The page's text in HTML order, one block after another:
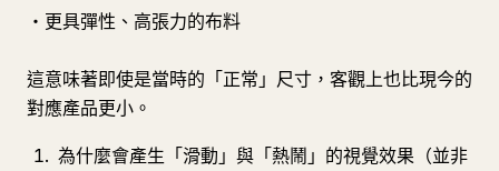
・更具彈性、高張力的布料
這意味著即使是當時的「正常」尺寸，客觀上也比現今的
對應產品更小。
為什麼會產生「滑動」與「熱鬧」的視覺效果（並非